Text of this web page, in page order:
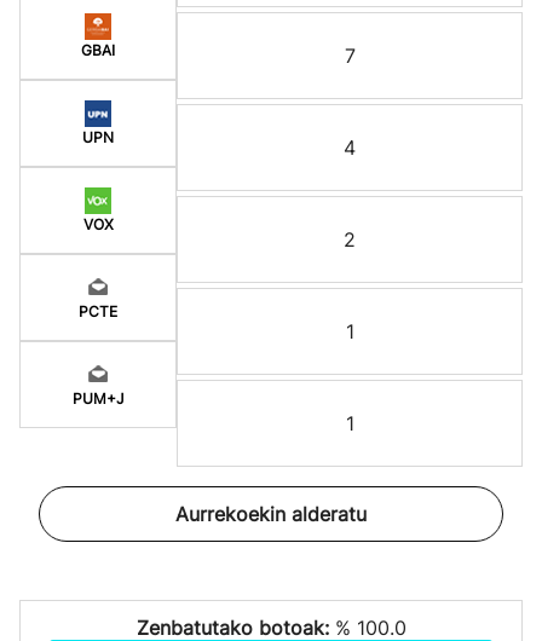
GBAI
UPN
VOX
PCTE
PUM+J
7
4
2
1
1
Aurrekoekin alderatu
Zenbatutako botoak: % 100.0